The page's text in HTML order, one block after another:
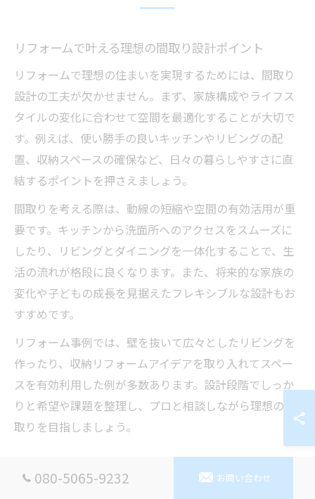
リフォームで叶える理想の間取り設計ポイント
リフォームで理想の住まいを実現するためには、間取り
設計の工夫が欠かせません。まず、家族構成やライフス
タイルの変化に合わせて空間を最適化することが大切で
す。例えば、使い勝手の良いキッチンやリビングの配
置、収納スペースの確保など、日々の暮らしやすさに直
結するポイントを押さえましょう。
間取りを考える際は、動線の短縮や空間の有効活用が重
要です。キッチンから洗面所へのアクセスをスムーズに
したり、リビングとダイニングを一体化することで、生
活の流れが格段に良くなります。また、将来的な家族の
変化や子どもの成長を見据えたフレキシブルな設計もお
すすめです。
リフォーム事例では、壁を抜いて広々としたリビングを
作ったり、収納リフォームアイデアを取り入れてスペー
スを有効利用した例が多数あります。設計段階でしっか
りと希望や課題を整理し、プロと相談しながら理想の間
取りを目指しましょう。
080-5065-9232 お問い合わせ